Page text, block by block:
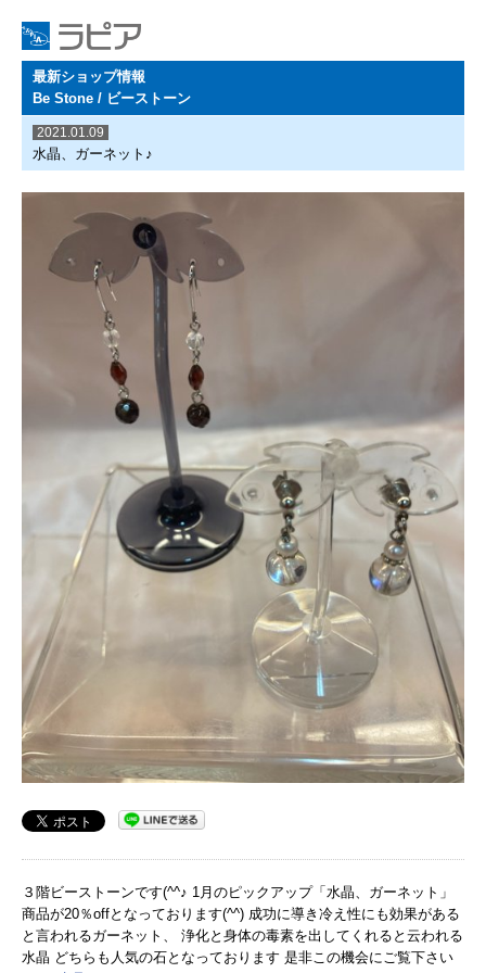
最新ショップ情報
Be Stone / ビーストーン
2021.01.09
水晶、ガーネット♪
３階ビーストーンです(^^♪ 1月のピックアップ「水晶、ガーネット」
商品が20％offとなっております(^^) 成功に導き冷え性にも効果がある
と言われるガーネット、 浄化と身体の毒素を出してくれると云われる
水晶 どちらも人気の石となっております 是非この機会にご覧下さい